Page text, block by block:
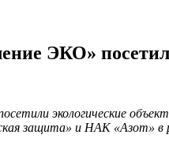
ЭКО»
экологические
защита» и НАК «Азот»